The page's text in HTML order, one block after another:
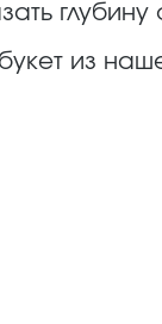
глубину
из